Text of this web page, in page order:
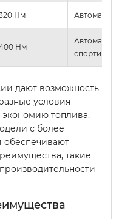
Нм
Нм
дают возможность
условия
экономию топлива,
с более
такие